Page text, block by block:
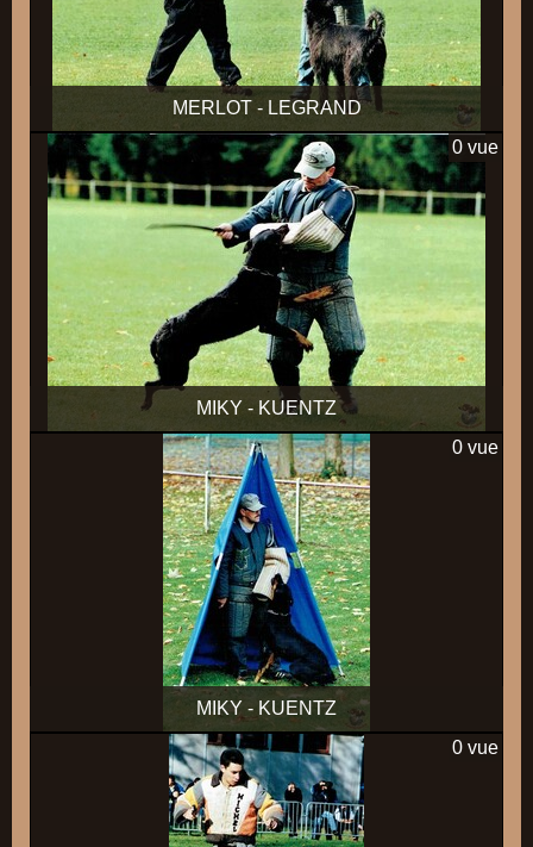
MERLOT - LEGRAND
MIKY - KUENTZ
0 vue
MIKY - KUENTZ
0 vue
0 vue